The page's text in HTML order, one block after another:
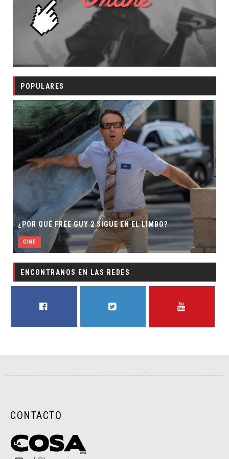
POPULARES
¿POR QUÉ FREE GUY 2 SIGUE EN EL LIMBO?
CINE
ENCONTRANOS EN LAS REDES
CONTACTO